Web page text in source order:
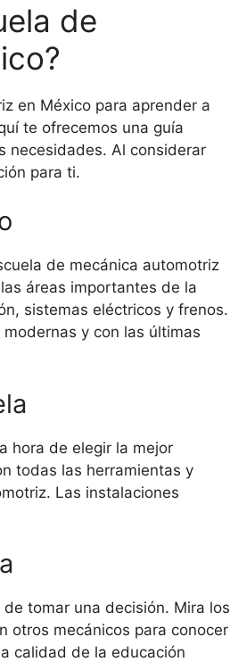
de
en México para aprender a
te ofrecemos una guía
necesidades. Al considerar
para ti.
de mecánica automotriz
áreas importantes de la
sistemas eléctricos y frenos.
y con las últimas
hora de elegir la mejor
todas las herramientas y
Las instalaciones
tomar una decisión. Mira los
otros mecánicos para conocer
calidad de la educación